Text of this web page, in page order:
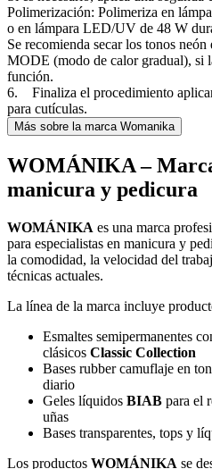
Polimerización: Polimeriza en
o en lámpara LED/UV de 48 W
Se recomienda secar los tonos
MODE (modo de calor gradual), si
función.
6. Finaliza el procedimiento
para cutículas.
Más sobre la marca Womanika
WOMÁNIKA –
manicura y pedicura
WOMÁNIKA es una marca
para especialistas en manicura y
la comodidad, la velocidad del
técnicas actuales.
La línea de la marca incluye
Esmaltes semipermanentes
clásicos Classic Collection
Bases rubber camuflaje en
diario
Geles líquidos BIAB para el
uñas
Bases transparentes, tops y
Los productos WOMÁNIKA se